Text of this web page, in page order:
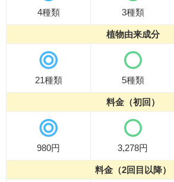
4種類 3種類
植物由来成分
21種類 5種類
料金（初回）
980円 3,278円
料金（2回目以降）